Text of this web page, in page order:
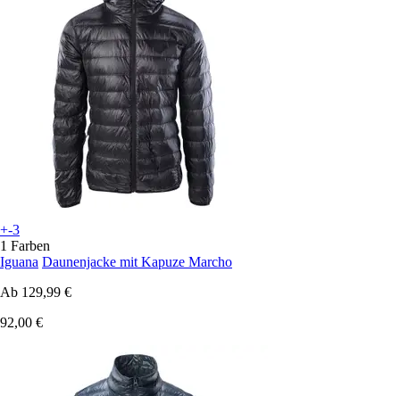
+-3
1 Farben
Iguana Daunenjacke mit Kapuze Marcho
Ab 129,99 €
92,00 €